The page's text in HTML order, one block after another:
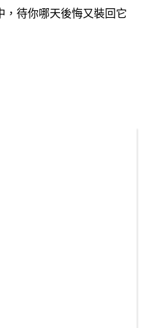
，待你哪天後悔又裝回它